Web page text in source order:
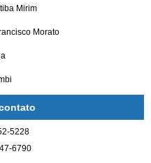
Mirim
Morato
5228
6790